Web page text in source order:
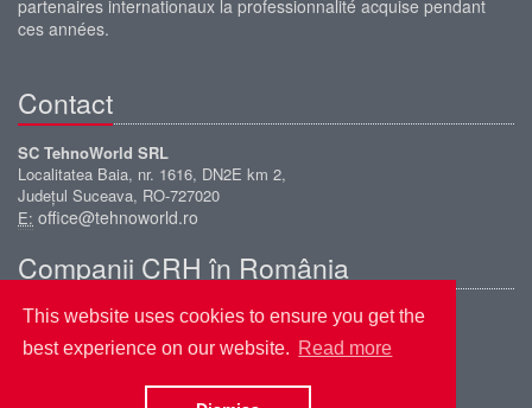
This website uses cookies to ensure you get the
best experience on our website. Read more
partenaires internationaux la professionnalité acquise pendant
ces années.
Contact
SC TehnoWorld SRL
Localitatea Baia, nr. 1616, DN2E km 2,
Județul Suceava, RO-727020
E: office@tehnoworld.ro
Companii CRH în România
Romcim
Elpreco
Ferrobeton